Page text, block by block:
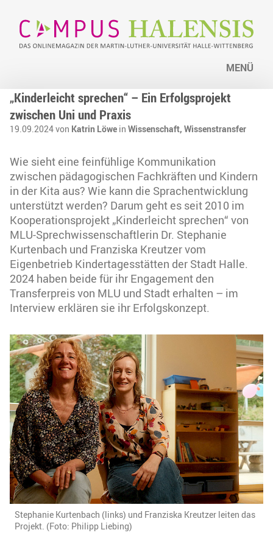
MENÜ
„Kinderleicht sprechen“ – Ein Erfolgsprojekt
zwischen Uni und Praxis
19.09.2024 von Katrin Löwe in Wissenschaft, Wissenstransfer
Wie sieht eine feinfühlige Kommunikation
zwischen pädagogischen Fachkräften und Kindern
in der Kita aus? Wie kann die Sprachentwicklung
unterstützt werden? Darum geht es seit 2010 im
Kooperationsprojekt „Kinderleicht sprechen“ von
MLU-Sprechwissenschaftlerin Dr. Stephanie
Kurtenbach und Franziska Kreutzer vom
Eigenbetrieb Kindertagesstätten der Stadt Halle.
2024 haben beide für ihr Engagement den
Transferpreis von MLU und Stadt erhalten – im
Interview erklären sie ihr Erfolgskonzept.
Stephanie Kurtenbach (links) und Franziska Kreutzer leiten das
Projekt. (Foto: Philipp Liebing)